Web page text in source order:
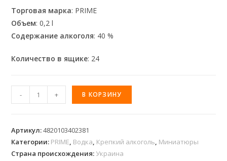
Торговая марка: PRIME
Объем: 0,2 l
Содержание алкоголя: 40 %
Количество в ящике: 24
- + В КОРЗИНУ
Артикул:4820103402381
Категории: PRIME, Водка, Крепкий алкоголь, Миниатюры
Страна происхождения: Украина